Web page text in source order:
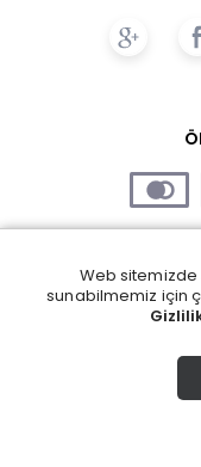
Web
sunabilmemiz için